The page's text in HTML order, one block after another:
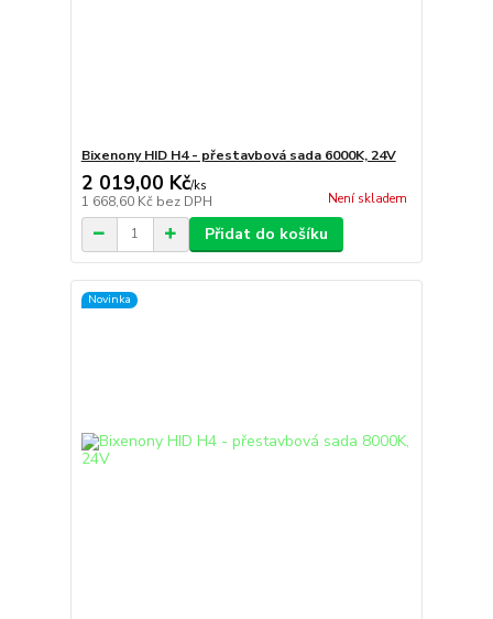
Bixenony HID H4 - přestavbová sada 6000K, 24V
2 019,00 Kč/ks
1 668,60 Kč bez DPH Není skladem
Přidat do košíku
Novinka